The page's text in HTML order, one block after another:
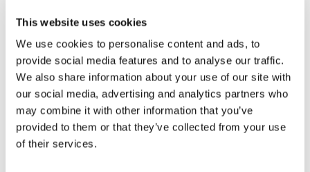
This website uses cookies
We use cookies to personalise content and ads, to
provide social media features and to analyse our traffic.
We also share information about your use of our site with
our social media, advertising and analytics partners who
may combine it with other information that you’ve
provided to them or that they’ve collected from your use
of their services.
FPGA:er för AI: Varför AI-applikationer
30 oktober 2024
6 typer av halvledarkomponenter och
deras tillämpningar
11 oktober 2024